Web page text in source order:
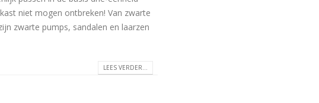
niet mogen ontbreken! Van zwarte
zwarte pumps, sandalen en laarzen
LEES VERDER...